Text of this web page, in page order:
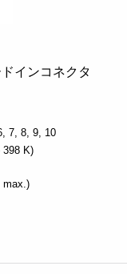
インコネクタ
7, 8, 9, 10
K)
max.)